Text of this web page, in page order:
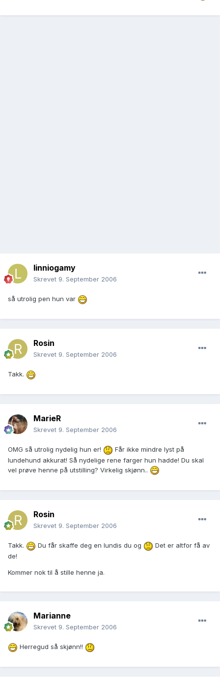
linniogamy
Skrevet 9. September 2006
så utrolig pen hun var
Rosin
Skrevet 9. September 2006
Takk.
MarieR
Skrevet 9. September 2006
OMG så utrolig nydelig hun er!
Får ikke mindre lyst på
lundehund akkurat! Så nydelige rene farger hun hadde! Du skal
vel prøve henne på utstilling? Virkelig skjønn..
Rosin
Skrevet 9. September 2006
Takk. Du får skaffe deg en lundis du og
Det er altfor få av
de!
Kommer nok til å stille henne ja.
Marianne
Skrevet 9. September 2006
Herregud så skjønn!!